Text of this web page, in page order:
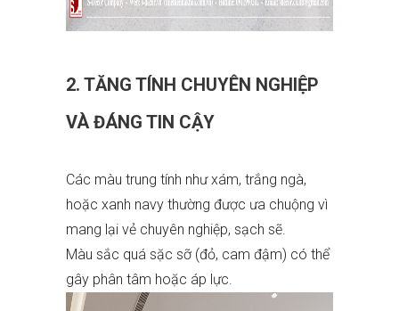
2. TĂNG TÍNH CHUYÊN NGHIỆP
VÀ ĐÁNG TIN CẬY
Các màu trung tính như xám, trắng ngà,
hoặc xanh navy thường được ưa chuộng vì
mang lại vẻ chuyên nghiệp, sạch sẽ.
Màu sắc quá sặc sỡ (đỏ, cam đậm) có thể
gây phân tâm hoặc áp lực.